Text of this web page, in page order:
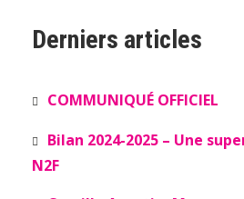
Derniers articles
COMMUNIQUÉ OFFICIEL
Bilan 2024-2025 – Une
N2F